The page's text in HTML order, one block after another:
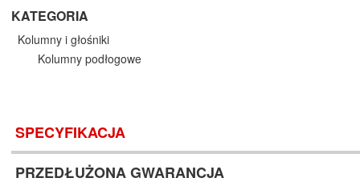
KATEGORIA
Kolumny i głośniki
Kolumny podłogowe
SPECYFIKACJA
PRZEDŁUŻONA GWARANCJA